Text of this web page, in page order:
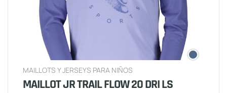
MAILLOTS Y JERSEYS PARA NIÑOS
MAILLOT JR TRAIL FLOW 20 DRI LS